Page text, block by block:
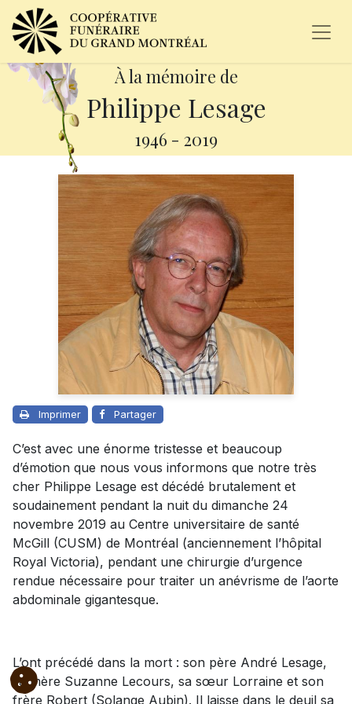
À la mémoire de
Philippe Lesage
1946 - 2019
Imprimer Partager
C’est avec une énorme tristesse et beaucoup
d’émotion que nous vous informons que notre très
cher Philippe Lesage est décédé brutalement et
soudainement pendant la nuit du dimanche 24
novembre 2019 au Centre universitaire de santé
McGill (CUSM) de Montréal (anciennement l’hôpital
Royal Victoria), pendant une chirurgie d’urgence
rendue nécessaire pour traiter un anévrisme de l’aorte
abdominale gigantesque.
L’ont précédé dans la mort : son père André Lesage,
sa mère Suzanne Lecours, sa sœur Lorraine et son
frère Robert (Solange Aubin). Il laisse dans le deuil sa